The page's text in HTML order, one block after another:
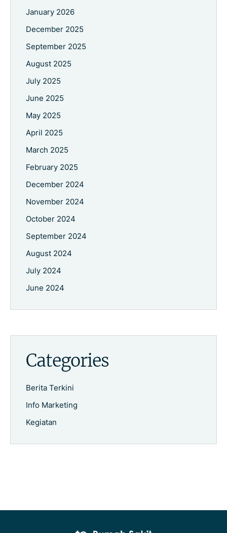
January 2026
December 2025
September 2025
August 2025
July 2025
June 2025
May 2025
April 2025
March 2025
February 2025
December 2024
November 2024
October 2024
September 2024
August 2024
July 2024
June 2024
Categories
Berita Terkini
Info Marketing
Kegiatan